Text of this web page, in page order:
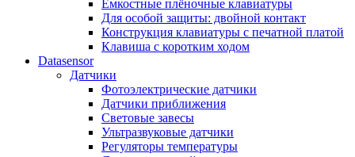
Ёмкостные плёночные клавиатуры
Для особой защиты: двойной контакт
Конструкция клавиатуры с печатной платой
Клавиша с коротким ходом
Datasensor
Датчики
Фотоэлектрические датчики
Датчики приближения
Световые завесы
Ультразвуковые датчики
Регуляторы температуры